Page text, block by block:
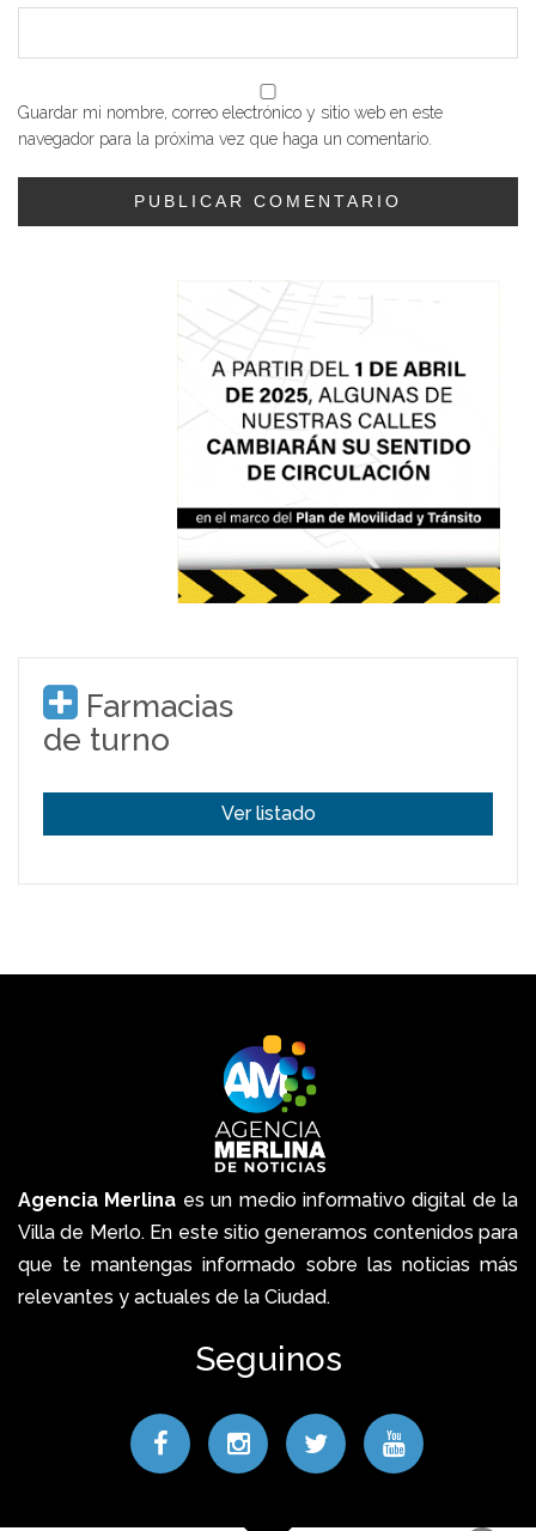
Guardar mi nombre, correo electrónico y sitio web en este
navegador para la próxima vez que haga un comentario.
Farmacias
de turno
Ver listado
Agencia Merlina es un medio informativo digital de la
Villa de Merlo. En este sitio generamos contenidos para
que te mantengas informado sobre las noticias más
relevantes y actuales de la Ciudad.
Seguinos